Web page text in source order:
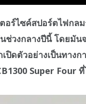
ตอร์ไซค์สปอร์ตไฟก
นช่วงกลางปีนี้ โดย
ปิดตัวอย่างเป็นทาง
Super Four